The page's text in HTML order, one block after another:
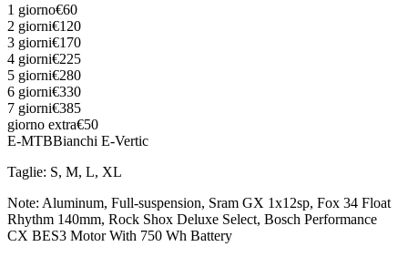
1 giorno€60
2 giorni€120
3 giorni€170
4 giorni€225
5 giorni€280
6 giorni€330
7 giorni€385
giorno extra€50
E-MTBBianchi E-Vertic
Taglie: S, M, L, XL
Note: Aluminum, Full-suspension, Sram GX 1x12sp, Fox 34 Float
Rhythm 140mm, Rock Shox Deluxe Select, Bosch Performance
CX BES3 Motor With 750 Wh Battery